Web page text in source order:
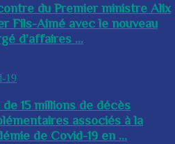
du Premier ministre Alix
Fils-Aimé avec le nouveau
d’affaires ...
19
de 15 millions de décès
associés à la
de Covid-19 en ...